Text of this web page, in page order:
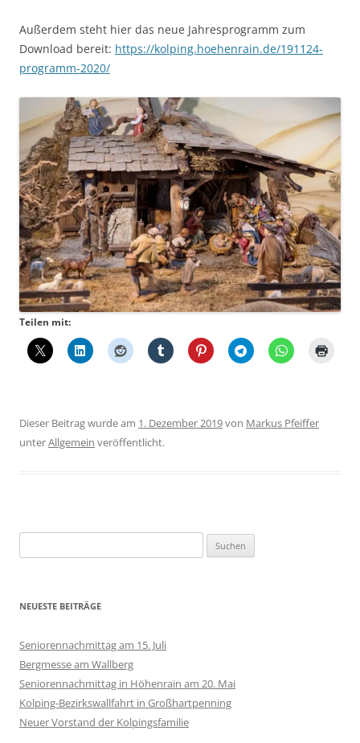
Außerdem steht hier das neue Jahresprogramm zum
Download bereit: https://kolping.hoehenrain.de/191124-
programm-2020/
Teilen mit:
Dieser Beitrag wurde am 1. Dezember 2019von Markus Pfeiffer
unterAllgemein veröffentlicht.
nach:
NEUESTE BEITRÄGE
Seniorennachmittag am 15. Juli
Bergmesse am Wallberg
Seniorennachmittag in Höhenrain am 20. Mai
Kolping-Bezirkswallfahrt in Großhartpenning
Neuer Vorstand der Kolpingsfamilie